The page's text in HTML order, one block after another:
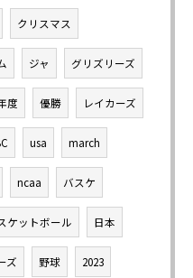
クリスマス
ジャ グリズリーズ
度 優勝 レイカーズ
usa march
ncaa バスケ
ケットボール 日本
ズ 野球 2023